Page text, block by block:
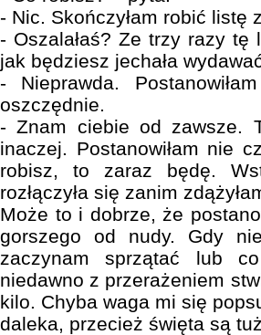
- Nic. Skończyłam robić listę
- Oszalałaś? Ze trzy razy
jak będziesz jechała
- Nieprawda.
oszczędnie.
- Znam ciebie od zawsze.
inaczej. Postanowiłam nie
robisz, to zaraz będę.
rozłączyła się zanim
Może to i dobrze, że
gorszego od nudy. Gdy
zaczynam sprzątać lub
niedawno z przerażeniem
kilo. Chyba waga mi się
daleka, przecież święta są